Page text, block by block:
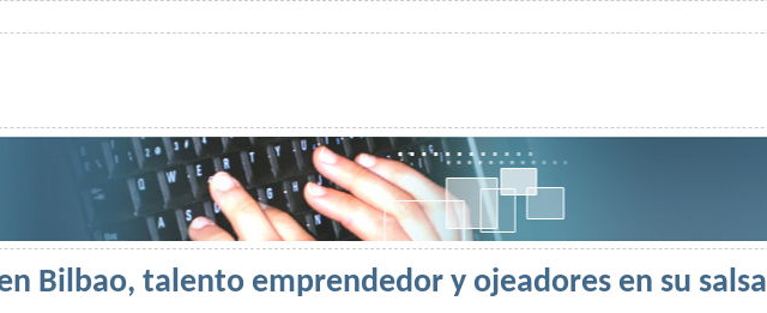
Bilbao, talento emprendedor y ojeadores en su salsa